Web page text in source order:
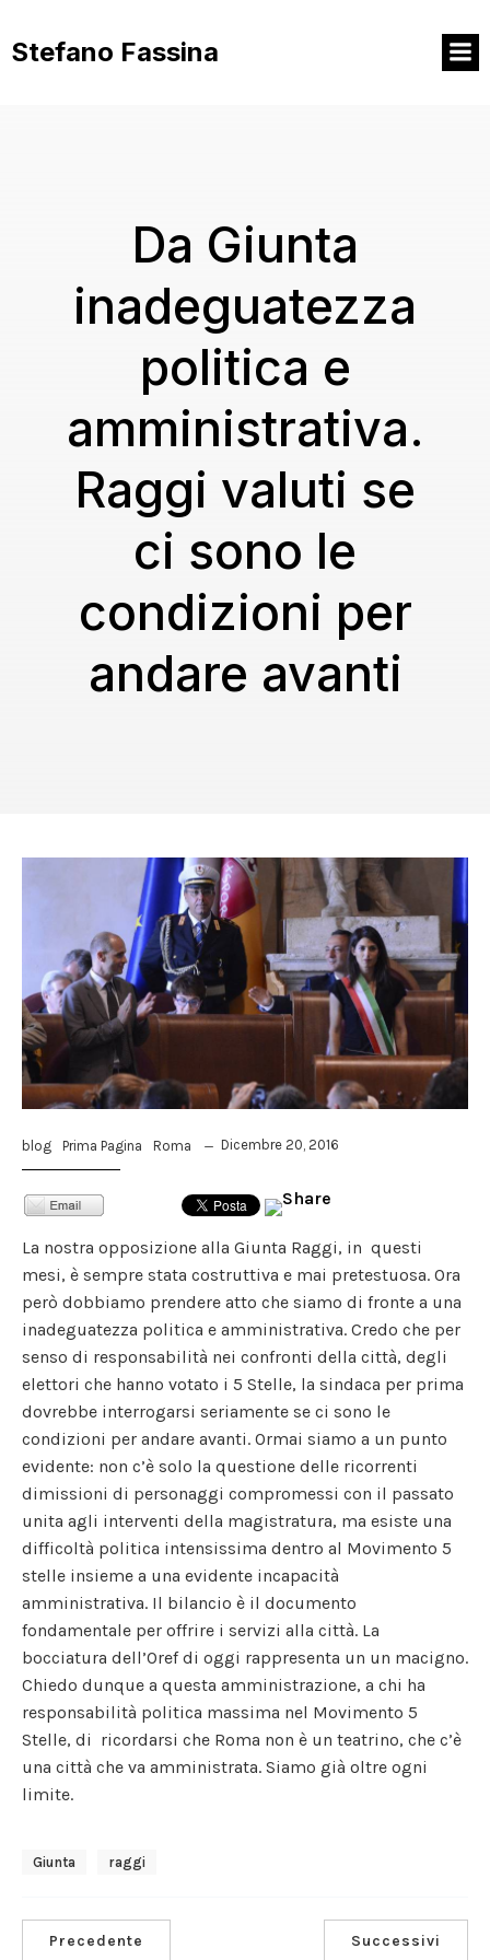
contenuto
Stefano Fassina
Da Giunta
inadeguatezza
politica e
amministrativa.
Raggi valuti se
ci sono le
condizioni per
andare avanti
blog Prima Pagina Roma Dicembre 20, 2016
La nostra opposizione alla Giunta Raggi, in questi
mesi, è sempre stata costruttiva e mai pretestuosa. Ora
però dobbiamo prendere atto che siamo di fronte a una
inadeguatezza politica e amministrativa. Credo che per
senso di responsabilità nei confronti della città, degli
elettori che hanno votato i 5 Stelle, la sindaca per prima
dovrebbe interrogarsi seriamente se ci sono le
condizioni per andare avanti. Ormai siamo a un punto
evidente: non c’è solo la questione delle ricorrenti
dimissioni di personaggi compromessi con il passato
unita agli interventi della magistratura, ma esiste una
difficoltà politica intensissima dentro al Movimento 5
stelle insieme a una evidente incapacità
amministrativa. Il bilancio è il documento
fondamentale per offrire i servizi alla città. La
bocciatura dell’Oref di oggi rappresenta un un macigno.
Chiedo dunque a questa amministrazione, a chi ha
responsabilità politica massima nel Movimento 5
Stelle, di ricordarsi che Roma non è un teatrino, che c’è
una città che va amministrata. Siamo già oltre ogni
limite.
Giunta Raggi
Precedente Successivi